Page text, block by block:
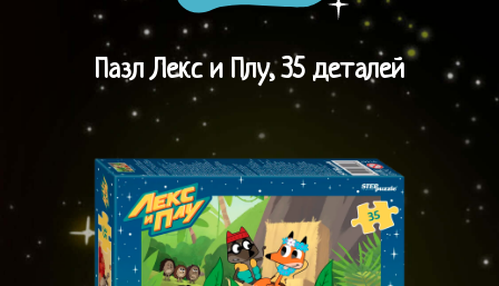
Пазл Лекс и Плу, 35 деталей